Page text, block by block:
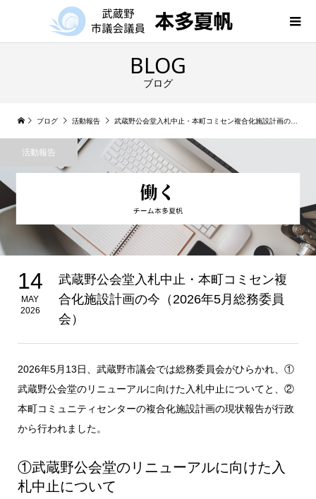
BLOG
ブログ
ブログ 活動報告 武蔵野公会堂入札中止・本町コミセン複合化施設計画の今（2026年5月総務委員会）
活動報告
14
MAY
2026
武蔵野公会堂入札中止・本町コミセン複
合化施設計画の今（2026年5月総務委員
会）
2026年5月13日、武蔵野市議会では総務委員会がひらかれ、①
武蔵野公会堂のリニューアルに向けた入札中止についてと、②
本町コミュニティセンターの複合化施設計画の現状報告が行政
から行われました。
①武蔵野公会堂のリニューアルに向けた入
札中止について